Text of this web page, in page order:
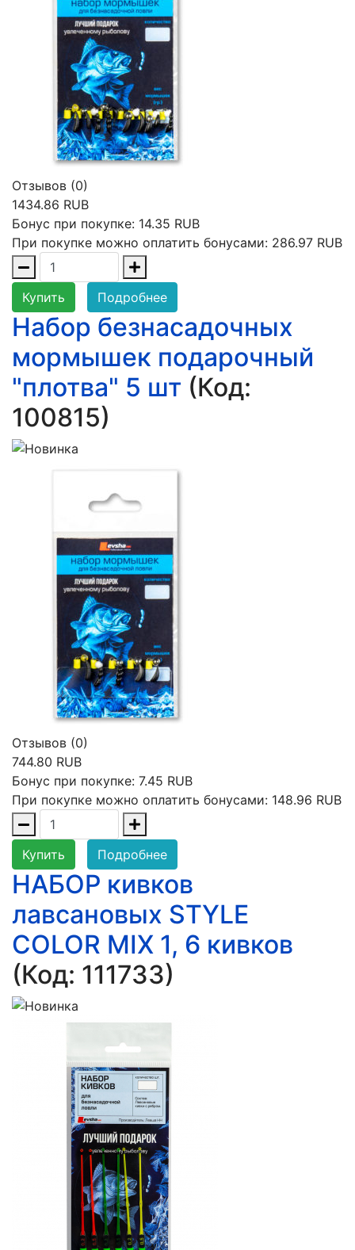
Отзывов (0)
1434.86 RUB
Бонус при покупке: 14.35 RUB
При покупке можно оплатить бонусами: 286.97 RUB
Купить Подробнее
Набор безнасадочных
мормышек подарочный
"плотва" 5 шт (Код:
100815)
Отзывов (0)
744.80 RUB
Бонус при покупке: 7.45 RUB
При покупке можно оплатить бонусами: 148.96 RUB
Купить Подробнее
НАБОР кивков
лавсановых STYLE
COLOR MIX 1, 6 кивков
(Код: 111733)